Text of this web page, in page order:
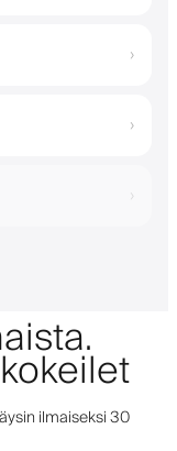
›
›
›
ilmaiseksi 30